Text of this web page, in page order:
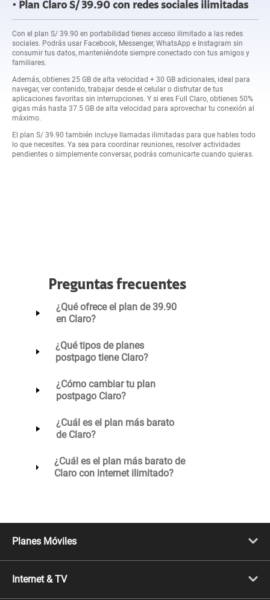
Plan Claro S/ 39.90 con redes sociales ilimitadas
Con el plan S/ 39.90 en portabilidad tienes acceso ilimitado a las redes
sociales. Podrás usar Facebook, Messenger, WhatsApp e Instagram sin
consumir tus datos, manteniéndote siempre conectado con tus amigos y
familiares.
Además, obtienes 25 GB de alta velocidad + 30 GB adicionales, ideal para
navegar, ver contenido, trabajar desde el celular o disfrutar de tus
aplicaciones favoritas sin interrupciones. Y si eres Full Claro, obtienes 50%
gigas más hasta 37.5 GB de alta velocidad para aprovechar tu conexión al
máximo.
El plan S/ 39.90 también incluye llamadas ilimitadas para que hables todo
lo que necesites. Ya sea para coordinar reuniones, resolver actividades
pendientes o simplemente conversar, podrás comunicarte cuando quieras.
Preguntas frecuentes
¿Qué ofrece el plan de 39.90
en Claro?
¿Qué tipos de planes
postpago tiene Claro?
¿Cómo cambiar tu plan
postpago Claro?
¿Cuál es el plan más barato
de Claro?
¿Cuál es el plan más barato de
Claro con internet ilimitado?
Planes Móviles
Línea Nueva
Línea Adicional
Internet & TV